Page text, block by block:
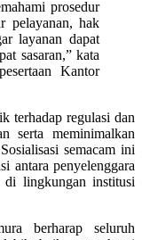
prosedur
pelayanan, hak
layanan dapat
sasaran,” kata
Kantor
terhadap regulasi dan
serta meminimalkan
semacam ini
antara penyelenggara
di lingkungan institusi
berharap seluruh